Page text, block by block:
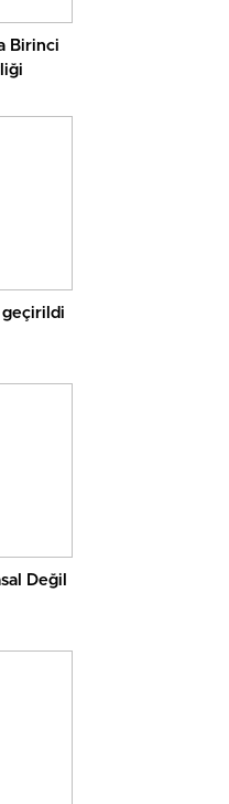
Birinci
geçirildi
Değil